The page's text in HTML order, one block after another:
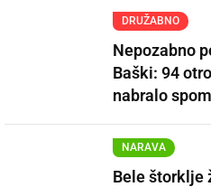
DRUŽABNO
Nepozabno
Baški: 94
nabralo
NARAVA
Bele štorklje